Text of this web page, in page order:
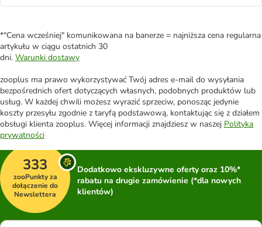
*"Cena wcześniej" komunikowana na banerze = najniższa cena regularna
artykułu w ciągu ostatnich 30
dni. Warunki dostawy
zooplus ma prawo wykorzystywać Twój adres e-mail do wysyłania
bezpośrednich ofert dotyczących własnych, podobnych produktów lub
usług. W każdej chwili możesz wyrazić sprzeciw, ponosząc jedynie
koszty przesyłu zgodnie z taryfą podstawową, kontaktując się z działem
obsługi klienta zooplus. Więcej informacji znajdziesz w naszej Polityka
prywatności
333
zooPunkty za
dołączenie do
Newslettera
Dodatkowo ekskluzywne oferty oraz 10%*
rabatu na drugie zamówienie (*dla nowych
klientów)